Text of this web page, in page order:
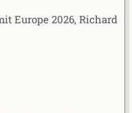
Europe 2026, Richard